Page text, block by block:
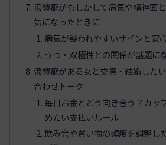
浪費癖がもしかして病気や精神面
気になったときに
病気が疑われやすいサインと安
うつ・双極性との関係が話題に
浪費癖がある女と交際・結婚した
合わせトーク
毎日お金とどう向き合う？カッ
めたい支払いルール
飲み会や買い物の頻度を調整し